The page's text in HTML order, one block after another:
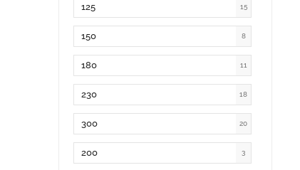
125 15
150 8
180 11
230 18
300 20
200 3